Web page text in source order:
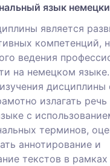
язык
является
компетенций,
ведения
на немецком
дисциплины
излагать речь
с
терминов,
аннотирование и
текстов в рамках